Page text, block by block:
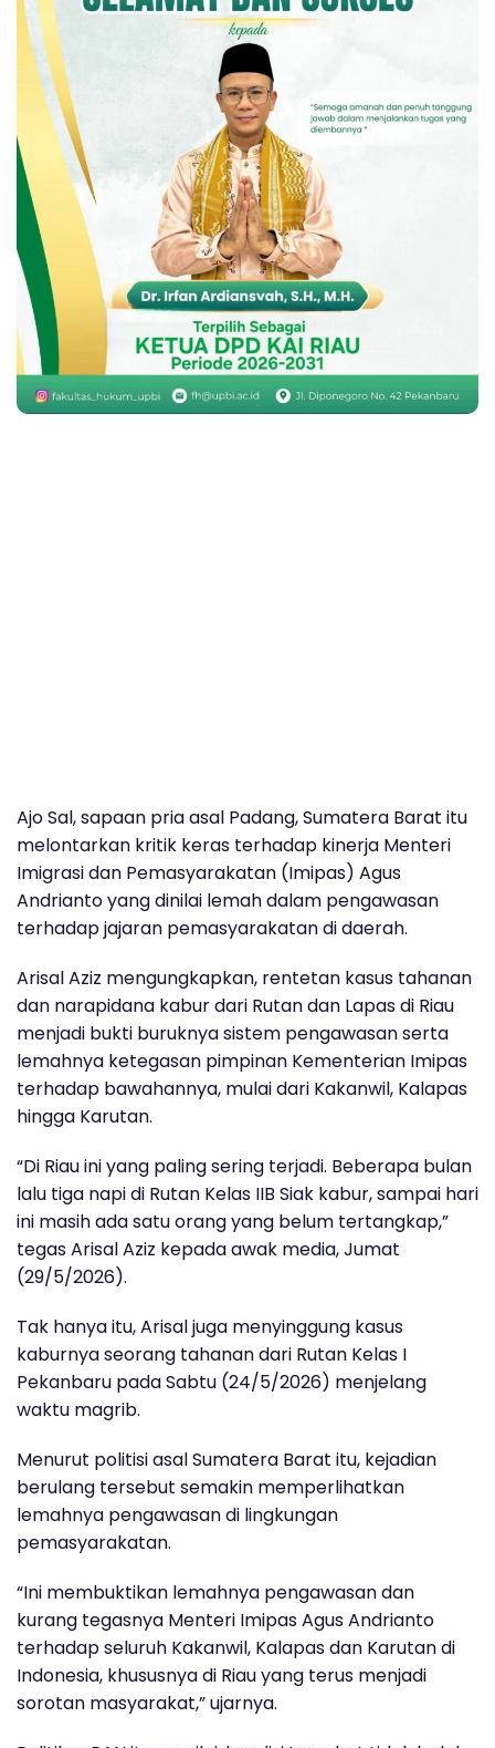
Ajo Sal, sapaan pria asal Padang, Sumatera Barat itu
melontarkan kritik keras terhadap kinerja Menteri
Imigrasi dan Pemasyarakatan (Imipas) Agus
Andrianto yang dinilai lemah dalam pengawasan
terhadap jajaran pemasyarakatan di daerah.
Arisal Aziz mengungkapkan, rentetan kasus tahanan
dan narapidana kabur dari Rutan dan Lapas di Riau
menjadi bukti buruknya sistem pengawasan serta
lemahnya ketegasan pimpinan Kementerian Imipas
terhadap bawahannya, mulai dari Kakanwil, Kalapas
hingga Karutan.
“Di Riau ini yang paling sering terjadi. Beberapa bulan
lalu tiga napi di Rutan Kelas IIB Siak kabur, sampai hari
ini masih ada satu orang yang belum tertangkap,”
tegas Arisal Aziz kepada awak media, Jumat
(29/5/2026).
Tak hanya itu, Arisal juga menyinggung kasus
kaburnya seorang tahanan dari Rutan Kelas I
Pekanbaru pada Sabtu (24/5/2026) menjelang
waktu magrib.
Menurut politisi asal Sumatera Barat itu, kejadian
berulang tersebut semakin memperlihatkan
lemahnya pengawasan di lingkungan
pemasyarakatan.
“Ini membuktikan lemahnya pengawasan dan
kurang tegasnya Menteri Imipas Agus Andrianto
terhadap seluruh Kakanwil, Kalapas dan Karutan di
Indonesia, khususnya di Riau yang terus menjadi
sorotan masyarakat,” ujarnya.